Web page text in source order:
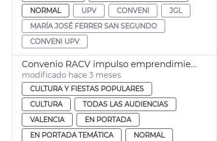
NORMAL
UPV CONVENI
JGL
MARÍA JOSÉ FERRER SAN SEGUNDO
CONVENI UPV
Convenio RACV impulso emprendimiento valenciano
modificado hace 3 meses
CULTURA Y FIESTAS POPULARES
CULTURA
TODAS LAS AUDIENCIAS
VALENCIA
EN PORTADA
EN PORTADA TEMÁTICA
NORMAL